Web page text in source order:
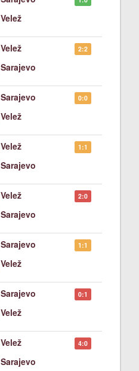
Velež
Velež
Sarajevo
2:2
Sarajevo
Velež
0:0
Velež
Sarajevo
1:1
Velež
Sarajevo
2:0
Sarajevo
Velež
1:1
Sarajevo
Velež
0:1
Velež
Sarajevo
4:0